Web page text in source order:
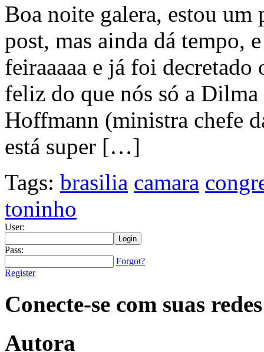
Boa noite galera, estou um
post, mas ainda dá tempo,
feiraaaaa e já foi
feliz do que nós só a
Hoffmann (ministra chefe
está super […]
Tags: brasilia camara
toninho
User:
Pass:
Forgot?
Register
Conecte-se com suas redes
Autora